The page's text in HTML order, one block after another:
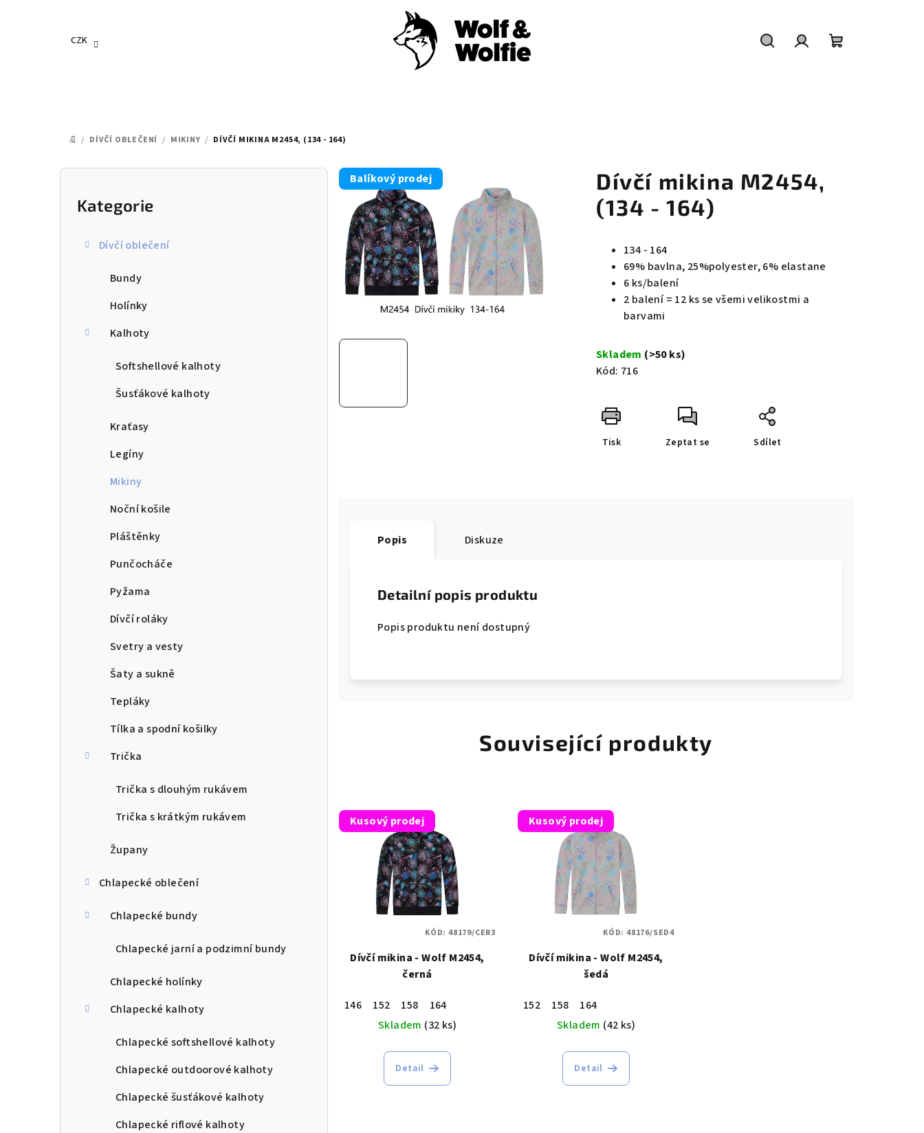
CZK
DOMŮ
/ DÍVČÍ OBLEČENÍ / MIKINY / DÍVČÍ MIKINA M2454, (134 - 164)
P
Přeskočit
kategorie
Kategorie
Dívčí oblečení
Bundy
Holínky
Kalhoty
Softshellové kalhoty
Šusťákové kalhoty
Kraťasy
Legíny
Mikiny
Noční košile
Pláštěnky
Punčocháče
Pyžama
Dívčí roláky
Svetry a vesty
Šaty a sukně
Tepláky
Tílka a spodní košilky
Trička
Trička s dlouhým rukávem
Trička s krátkým rukávem
Župany
Chlapecké oblečení
Chlapecké bundy
Chlapecké jarní a podzimní bundy
Chlapecké holínky
Chlapecké kalhoty
Chlapecké softshellové kalhoty
Chlapecké outdoorové kalhoty
Chlapecké šusťákové kalhoty
Chlapecké riflové kalhoty
Dívčí mikina M2454,
(134 - 164)
134 - 164
69% bavlna, 25%polyester, 6% elastane
6 ks/balení
2 balení = 12 ks se všemi velikostmi a
barvami
Skladem (>50 ks)
Kód: 716
Tisk Zeptat se Sdílet
Balíkový prodej
Popis Diskuze
Detailní popis produktu
Popis produktu není dostupný
Související produkty
Kusový prodej
Dívčí mikina - Wolf M2454,
černá
146 152 158
164
Skladem (32 ks)
Detail
KÓD: 48179/CER3
Kusový prodej
Dívčí mikina - Wolf M2454,
šedá
152 158
164
Skladem (42 ks)
Detail
KÓD: 48176/SED4